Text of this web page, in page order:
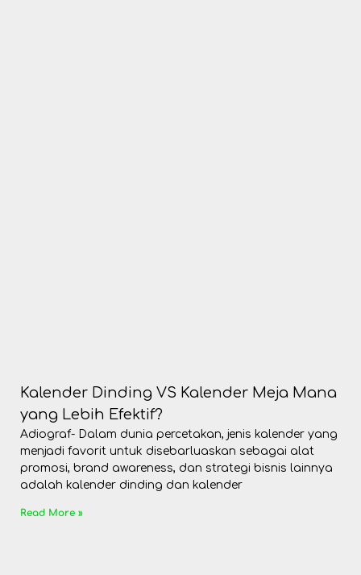
Kalender Dinding VS Kalender Meja Mana
yang Lebih Efektif?
Adiograf- Dalam dunia percetakan, jenis kalender yang
menjadi favorit untuk disebarluaskan sebagai alat
promosi, brand awareness, dan strategi bisnis lainnya
adalah kalender dinding dan kalender
Read More »